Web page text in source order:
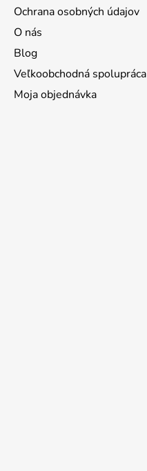
Ochrana osobných údajov
O nás
Blog
Veľkoobchodná spolupráca
Moja objednávka